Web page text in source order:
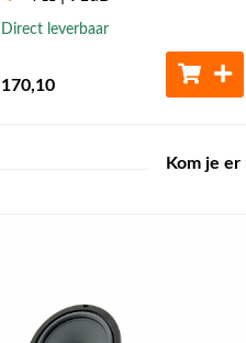
Direct leverbaar
170,10
Kom je